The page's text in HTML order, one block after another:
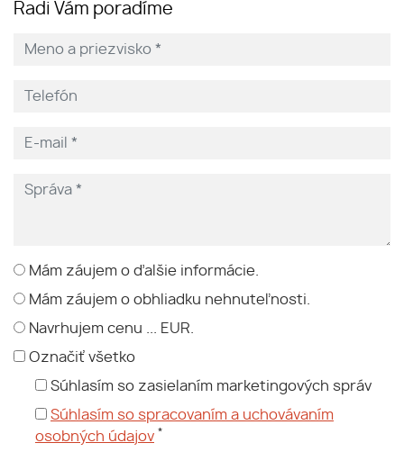
Radi Vám poradíme
Mám záujem o ďalšie informácie.
Mám záujem o obhliadku nehnuteľnosti.
Navrhujem cenu ... EUR.
Označiť všetko
Súhlasím so zasielaním marketingových správ
Súhlasím so spracovaním a uchovávaním
osobných údajov *